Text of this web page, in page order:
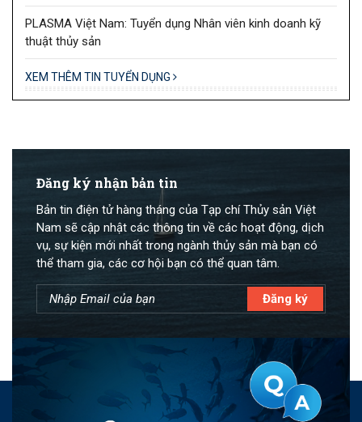
PLASMA Việt Nam: Tuyển dụng Nhân viên kinh doanh kỹ
thuật thủy sản
XEM THÊM TIN TUYỂN DỤNG
Đăng ký nhận bản tin
Bản tin điện tử hàng tháng của Tạp chí Thủy sản Việt
Nam sẽ cập nhật các thông tin về các hoạt động, dịch
vụ, sự kiện mới nhất trong ngành thủy sản mà bạn có
thể tham gia, các cơ hội bạn có thể quan tâm.